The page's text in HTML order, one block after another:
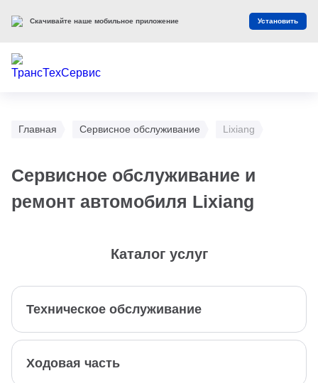
Главная Сервисное обслуживание Lixiang
Сервисное обслуживание и
ремонт автомобиля Lixiang
Каталог услуг
Техническое обслуживание
Ходовая часть
Скачивайте наше мобильное приложение Установить